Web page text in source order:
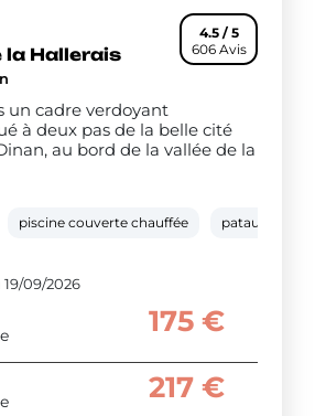
4.5 / 5
606 Avis
la Hallerais
un cadre verdoyant
à deux pas de la belle cité
au bord de la vallée de la
piscine couverte chauffée pataugeoire
19/09/2026
175 €
217 €